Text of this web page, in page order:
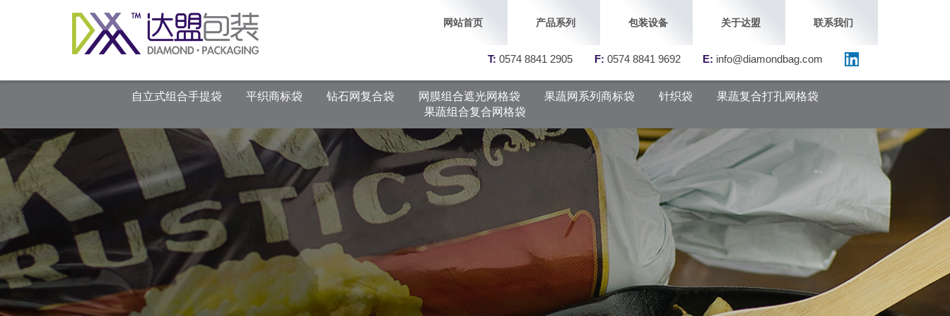
网站首页 产品系列 包装设备 关于达盟 联系我们
T: 0574 8841 2905 F: 0574 8841 9692 E: info@diamondbag.com
自立式组合手提袋 平织商标袋 钻石网复合袋 网膜组合遮光网格袋 果蔬网系列商标袋 针织袋
果蔬复合打孔网格袋
果蔬组合复合网格袋